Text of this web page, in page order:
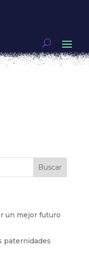
DE MUJERES
Ene 21, 2019
más allá de ir
Buscar
un mejor futuro
paternidades